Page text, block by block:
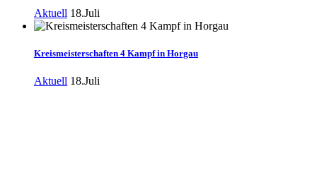
Aktuell 18.Juli
Kreismeisterschaften 4 Kampf in Horgau
Aktuell 18.Juli